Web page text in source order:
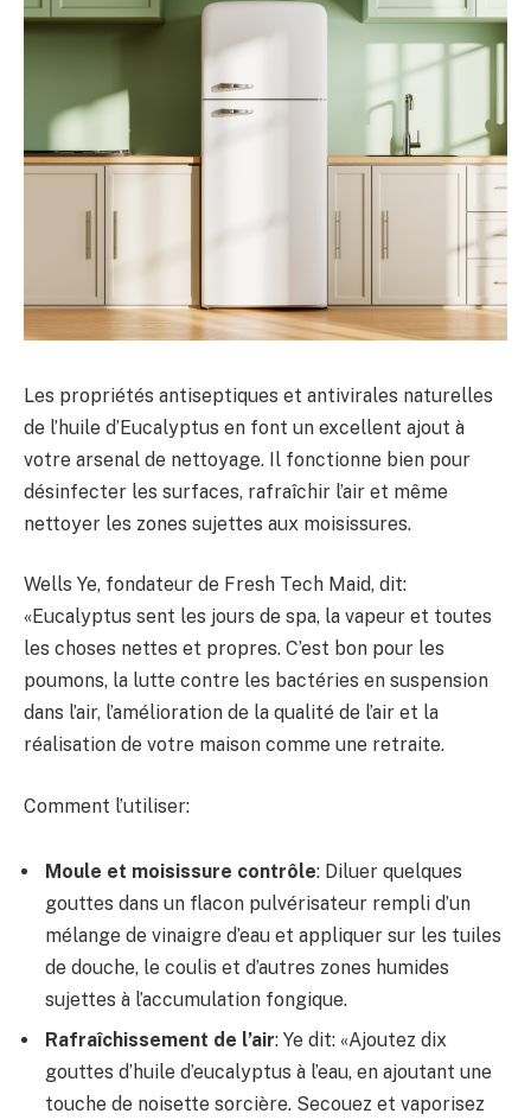
Les propriétés antiseptiques et antivirales naturelles
de l’huile d’Eucalyptus en font un excellent ajout à
votre arsenal de nettoyage. Il fonctionne bien pour
désinfecter les surfaces, rafraîchir l’air et même
nettoyer les zones sujettes aux moisissures.
Wells Ye, fondateur de Fresh Tech Maid, dit:
«Eucalyptus sent les jours de spa, la vapeur et toutes
les choses nettes et propres. C’est bon pour les
poumons, la lutte contre les bactéries en suspension
dans l’air, l’amélioration de la qualité de l’air et la
réalisation de votre maison comme une retraite.
Comment l’utiliser:
Moule et moisissure contrôle: Diluer quelques
gouttes dans un flacon pulvérisateur rempli d’un
mélange de vinaigre d’eau et appliquer sur les tuiles
de douche, le coulis et d’autres zones humides
sujettes à l’accumulation fongique.
Rafraîchissement de l’air: Ye dit: «Ajoutez dix
gouttes d’huile d’eucalyptus à l’eau, en ajoutant une
touche de noisette sorcière. Secouez et vaporisez